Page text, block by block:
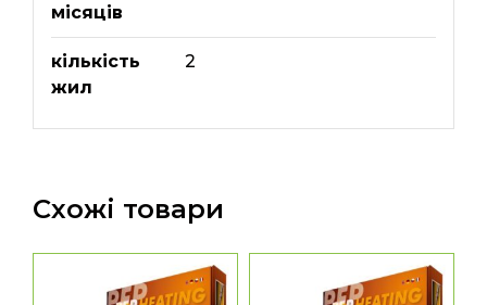
місяців
кількість
жил
2
Схожі товари